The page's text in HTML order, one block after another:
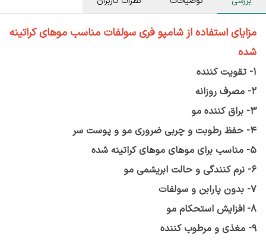
مزایای استفاده از شامپو فری سولفات مناسب موهای کراتینه
شده
1- تقویت‌ کننده
2- مصرف روزانه
3- براق کننده مو
4- حفظ رطوبت و چربی ضروری مو و پوست سر
5- مناسب برای موهای موهای کراتینه شده
6- نرم کنندگی و حالت ابریشمی مو
7- بدون پارابن و سولفات
8- افزایش استحکام مو
9- مغذی و مرطوب کننده